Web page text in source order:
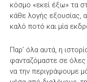
κόσμο «εκεί έξω» τα
κάθε λογής εξουσίας,
καλό ποτό και μία
Παρ’ όλα αυτά, η
φανταζόμαστε σε όλες
να την περιγράψουμε